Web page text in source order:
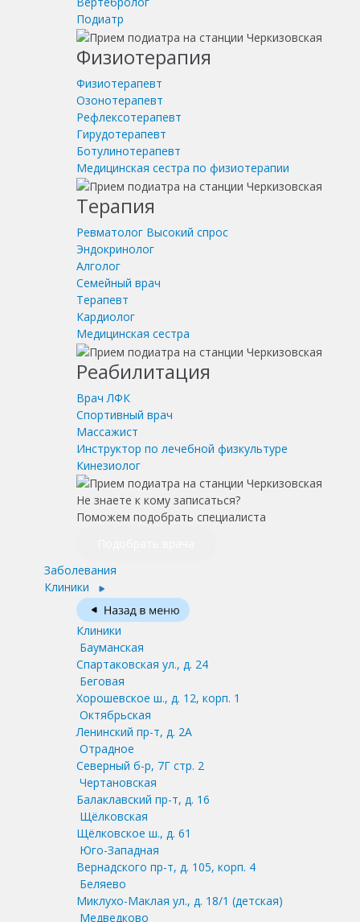
Подиатр
Физиотерапия
Физиотерапевт
Озонотерапевт
Рефлексотерапевт
Гирудотерапевт
Ботулинотерапевт
Медицинская сестра по физиотерапии
Терапия
Ревматолог Высокий спрос
Эндокринолог
Алголог
Семейный врач
Терапевт
Кардиолог
Медицинская сестра
Реабилитация
Врач ЛФК
Спортивный врач
Массажист
Инструктор по лечебной физкультуре
Кинезиолог
Не знаете к кому записаться?
Поможем подобрать специалиста
Заболевания
Клиники
Клиники
Бауманская
Спартаковская ул., д. 24
Беговая
Хорошевское ш., д. 12, корп. 1
Октябрьская
Ленинский пр-т, д. 2А
Отрадное
Северный б-р, 7Г стр. 2
Чертановская
Балаклавский пр-т, д. 16
Щёлковская
Щёлковское ш., д. 61
Юго-Западная
Вернадского пр-т, д. 105, корп. 4
Беляево
Миклухо-Маклая ул., д. 18/1 (детская)
Медведково